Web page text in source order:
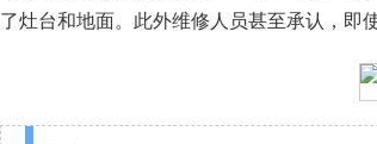
了灶台和地面。此外维修人员甚至承认，即